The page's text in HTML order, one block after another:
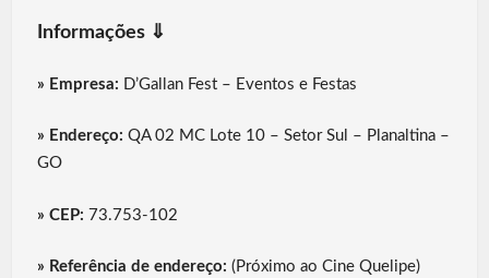
Informações ⇓
» Empresa: D’Gallan Fest – Eventos e Festas
» Endereço: QA 02 MC Lote 10 – Setor Sul – Planaltina –
GO
» CEP: 73.753-102
» Referência de endereço: (Próximo ao Cine Quelipe)